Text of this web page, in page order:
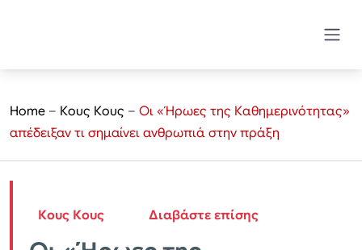
Home – Κους Κους – Οι «Ήρωες της Καθημερινότητας»
απέδειξαν τι σημαίνει ανθρωπιά στην πράξη
Κους Κους Διαβάστε επίσης